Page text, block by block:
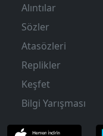
Alıntılar
Sözler
Atasözleri
Replikler
Keşfet
Bilgi Yarışması